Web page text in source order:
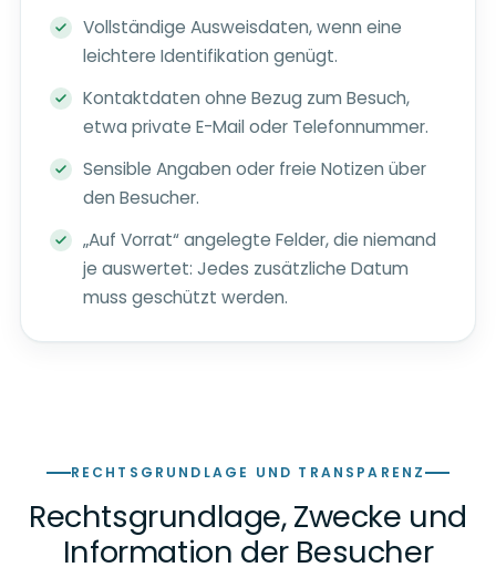
Vollständige Ausweisdaten, wenn eine
leichtere Identifikation genügt.
Kontaktdaten ohne Bezug zum Besuch,
etwa private E-Mail oder Telefonnummer.
Sensible Angaben oder freie Notizen über
den Besucher.
„Auf Vorrat“ angelegte Felder, die niemand
je auswertet: Jedes zusätzliche Datum
muss geschützt werden.
RECHTSGRUNDLAGE UND TRANSPARENZ
Rechtsgrundlage, Zwecke und
Information der Besucher